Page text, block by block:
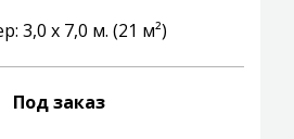
3,0 х 7,0 м. (21 м²)
Под заказ